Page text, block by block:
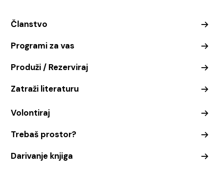
Članstvo
Programi za vas
Produži / Rezerviraj
Zatraži literaturu
Volontiraj
Trebaš prostor?
Darivanje knjiga